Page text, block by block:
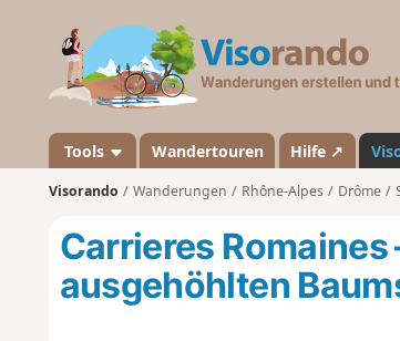
Tools Wandertouren Hilfe ↗
Visorando Wanderungen Rhône-Alpes Drôme
Carrieres Romaines
ausgehöhlten